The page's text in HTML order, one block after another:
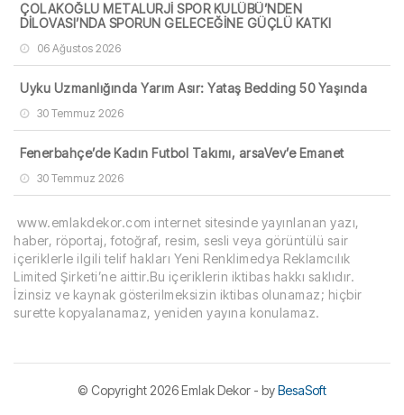
ÇOLAKOĞLU METALURJİ SPOR KULÜBÜ’NDEN
DİLOVASI’NDA SPORUN GELECEĞİNE GÜÇLÜ KATKI
06 Ağustos 2026
Uyku Uzmanlığında Yarım Asır: Yataş Bedding 50 Yaşında
30 Temmuz 2026
Fenerbahçe’de Kadın Futbol Takımı, arsaVev’e Emanet
30 Temmuz 2026
www.emlakdekor.com internet sitesinde yayınlanan yazı,
haber, röportaj, fotoğraf, resim, sesli veya görüntülü sair
içeriklerle ilgili telif hakları Yeni Renklimedya Reklamcılık
Limited Şirketi’ne aittir.Bu içeriklerin iktibas hakkı saklıdır.
İzinsiz ve kaynak gösterilmeksizin iktibas olunamaz; hiçbir
surette kopyalanamaz, yeniden yayına konulamaz.
© Copyright2026 Emlak Dekor - by BesaSoft